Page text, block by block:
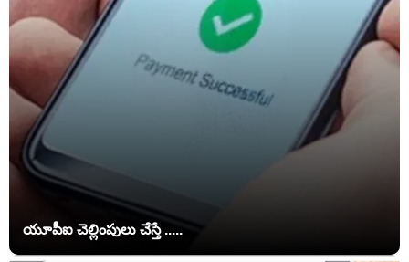
యూపీఐ చెల్లింపులు చేస్తే .....